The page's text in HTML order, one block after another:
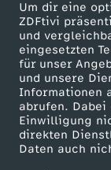
Um dir eine
ZDFtivi
und
eingesetzten
für unser
und unsere
Informationen
abrufen. Dabei
Einwilligung
direkten
Daten auch
Mehr ZDF
ZDF-Apps
Smart TV
ZDFtext